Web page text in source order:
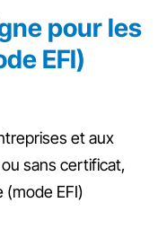
pour les
EFI)
et aux
sans certificat,
(mode EFI)